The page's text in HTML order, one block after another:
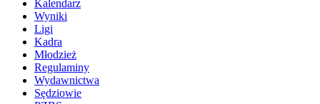
Kalendarz
Wyniki
Ligi
Kadra
Młodzież
Regulaminy
Wydawnictwa
Sędziowie